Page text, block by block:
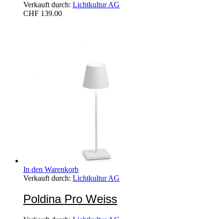
Verkauft durch: Lichtkultur AG
CHF 139.00
In den Warenkorb
Verkauft durch: Lichtkultur AG
Poldina Pro Weiss